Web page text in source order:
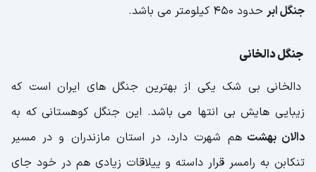
جنگل ابر حدود 450 کیلومتر می باشد.
جنگل دالخانی
دالخانی بی شک یکی از بهترین جنگل های ایران است که
زیبایی هایش بی انتها می باشد. این جنگل کوهستانی که به
دالان بهشتهم شهرت دارد، در استان مازندران و در مسیر
تنکابن به رامسر قرار داسته و ییلاقات زیادی هم در خود جای